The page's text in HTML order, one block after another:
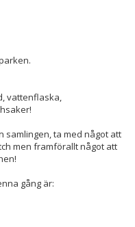
vattenflaska,
samlingen, ta med något att
men framförallt något att
gång är: